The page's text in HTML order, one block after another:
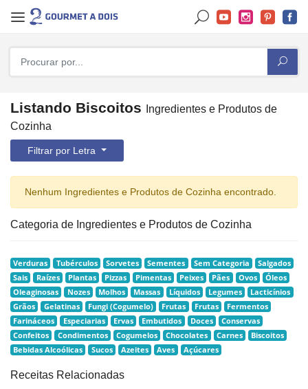
Listando Biscoitos
Ingredientes e Produtos de
Cozinha
Filtrar por Letra
Nenhum Ingredientes e Produtos de Cozinha encontrado.
Categoria de Ingredientes e Produtos de Cozinha
Verduras Tubérculos Sorvetes Sementes Sem Categoria
Salgados
Sais
Raízes Plantas Pizzas Pimentas Peixes Pães Ovos
Óleos
Oleaginosas
Nozes Molhos Massas Líquidos Legumes
Lacticínios
Grãos
Gelatinas Fungi (Cogumelo) Frutas Frutas
Fermentos
Farináceos
Especiarias Ervas Embutidos Doces
Conservas
Confeitos
Condimentos Cogumelos Chocolates Carnes
Biscoitos
Bebidas Alcoólicas
Sucos Azeites Aves Açúcares
Receitas Relacionadas